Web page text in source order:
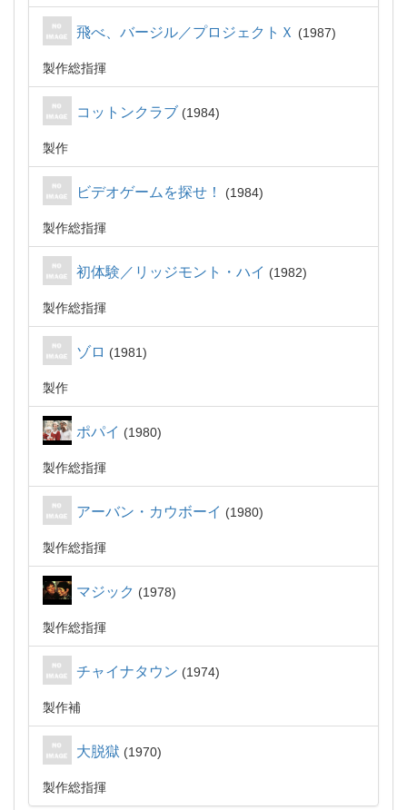
飛べ、バージル／プロジェクトＸ 1987
製作総指揮
コットンクラブ 1984
製作
ビデオゲームを探せ！ 1984
製作総指揮
初体験／リッジモント・ハイ 1982
製作総指揮
ゾロ 1981
製作
ポパイ 1980
製作総指揮
アーバン・カウボーイ 1980
製作総指揮
マジック 1978
製作総指揮
チャイナタウン 1974
製作補
大脱獄 1970
製作総指揮